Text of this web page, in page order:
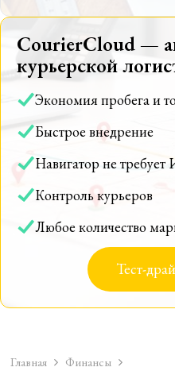
CourierCloud —
курьерской
Экономия пробега и
Быстрое внедрение
Навигатор не требует
Контроль курьеров
Любое количество
Тест-
Главная Финансы